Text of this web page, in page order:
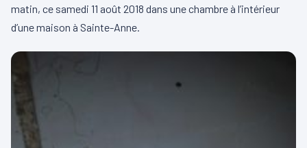
matin, ce samedi 11 août 2018 dans une chambre à l’intérieur
d’une maison à Sainte-Anne.